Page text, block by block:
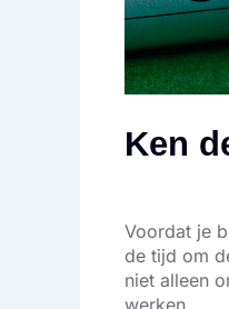
Ken
Voordat je
de tijd om
niet alleen
werken.